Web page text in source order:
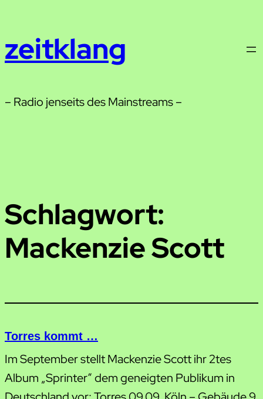
springen
zeitklang
– Radio jenseits des Mainstreams –
Schlagwort:
Mackenzie Scott
Torres kommt …
Im September stellt Mackenzie Scott ihr 2tes
Album „Sprinter“ dem geneigten Publikum in